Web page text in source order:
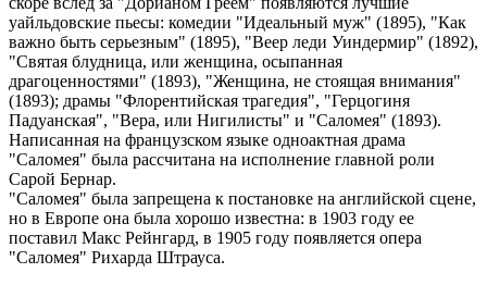
уайльдовские пьесы: комедии "Идеальный муж" (1895), "Как
важно быть серьезным" (1895), "Веер леди Уиндермир" (1892),
"Святая блудница, или женщина, осыпанная
драгоценностями" (1893), "Женщина, не стоящая внимания"
(1893); драмы "Флорентийская трагедия", "Герцогиня
Падуанская", "Вера, или Нигилисты" и "Саломея" (1893).
Написанная на французском языке одноактная драма
"Саломея" была рассчитана на исполнение главной роли
Сарой Бернар.
"Саломея" была запрещена к постановке на английской сцене,
но в Европе она была хорошо известна: в 1903 году ее
поставил Макс Рейнгард, в 1905 году появляется опера
"Саломея" Рихарда Штрауса.